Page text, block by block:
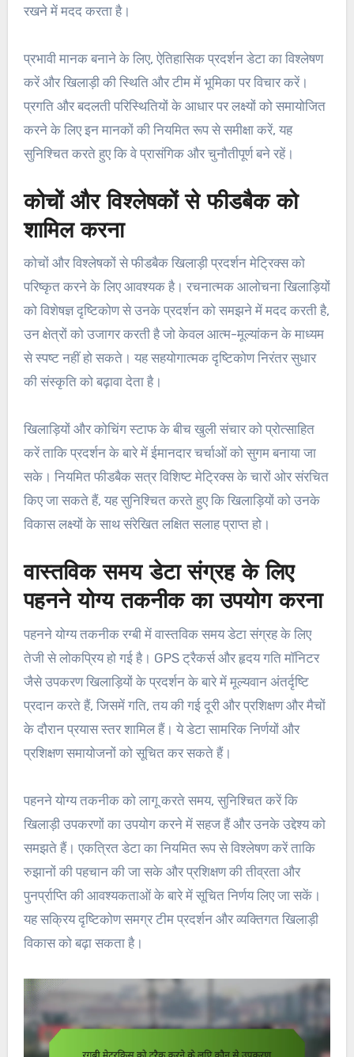
रखने में मदद करता है।
प्रभावी मानक बनाने के लिए, ऐतिहासिक प्रदर्शन डेटा का विश्लेषण
करें और खिलाड़ी की स्थिति और टीम में भूमिका पर विचार करें।
प्रगति और बदलती परिस्थितियों के आधार पर लक्ष्यों को समायोजित
करने के लिए इन मानकों की नियमित रूप से समीक्षा करें, यह
सुनिश्चित करते हुए कि वे प्रासंगिक और चुनौतीपूर्ण बने रहें।
कोचों और विश्लेषकों से फीडबैक को
शामिल करना
कोचों और विश्लेषकों से फीडबैक खिलाड़ी प्रदर्शन मेट्रिक्स को
परिष्कृत करने के लिए आवश्यक है। रचनात्मक आलोचना खिलाड़ियों
को विशेषज्ञ दृष्टिकोण से उनके प्रदर्शन को समझने में मदद करती है,
उन क्षेत्रों को उजागर करती है जो केवल आत्म-मूल्यांकन के माध्यम
से स्पष्ट नहीं हो सकते। यह सहयोगात्मक दृष्टिकोण निरंतर सुधार
की संस्कृति को बढ़ावा देता है।
खिलाड़ियों और कोचिंग स्टाफ के बीच खुली संचार को प्रोत्साहित
करें ताकि प्रदर्शन के बारे में ईमानदार चर्चाओं को सुगम बनाया जा
सके। नियमित फीडबैक सत्र विशिष्ट मेट्रिक्स के चारों ओर संरचित
किए जा सकते हैं, यह सुनिश्चित करते हुए कि खिलाड़ियों को उनके
विकास लक्ष्यों के साथ संरेखित लक्षित सलाह प्राप्त हो।
वास्तविक समय डेटा संग्रह के लिए
पहनने योग्य तकनीक का उपयोग करना
पहनने योग्य तकनीक रग्बी में वास्तविक समय डेटा संग्रह के लिए
तेजी से लोकप्रिय हो गई है। GPS ट्रैकर्स और हृदय गति मॉनिटर
जैसे उपकरण खिलाड़ियों के प्रदर्शन के बारे में मूल्यवान अंतर्दृष्टि
प्रदान करते हैं, जिसमें गति, तय की गई दूरी और प्रशिक्षण और मैचों
के दौरान प्रयास स्तर शामिल हैं। ये डेटा सामरिक निर्णयों और
प्रशिक्षण समायोजनों को सूचित कर सकते हैं।
पहनने योग्य तकनीक को लागू करते समय, सुनिश्चित करें कि
खिलाड़ी उपकरणों का उपयोग करने में सहज हैं और उनके उद्देश्य को
समझते हैं। एकत्रित डेटा का नियमित रूप से विश्लेषण करें ताकि
रुझानों की पहचान की जा सके और प्रशिक्षण की तीव्रता और
पुनर्प्राप्ति की आवश्यकताओं के बारे में सूचित निर्णय लिए जा सकें।
यह सक्रिय दृष्टिकोण समग्र टीम प्रदर्शन और व्यक्तिगत खिलाड़ी
विकास को बढ़ा सकता है।